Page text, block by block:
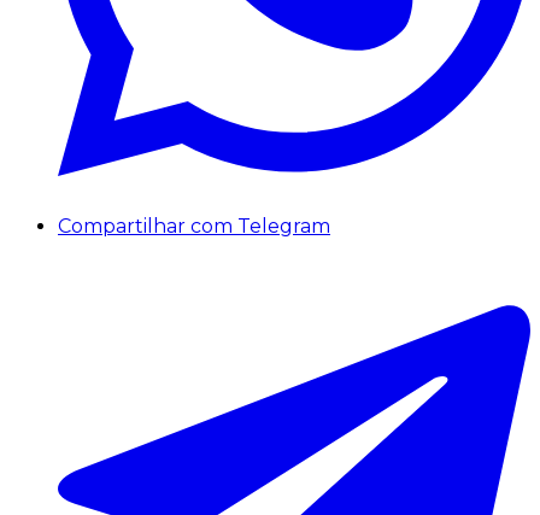
Compartilhar com Telegram